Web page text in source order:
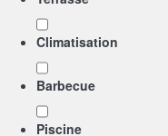
Climatisation
Barbecue
Piscine